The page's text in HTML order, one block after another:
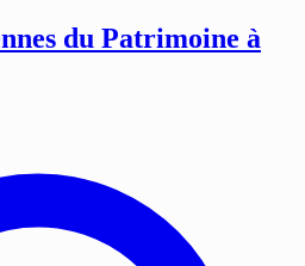
du Patrimoine à